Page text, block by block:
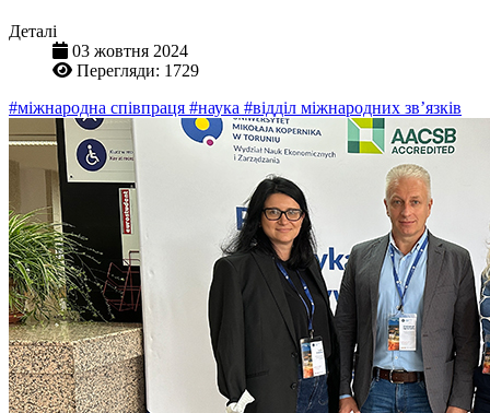
Деталі
03 жовтня 2024
Перегляди: 1729
#міжнародна співпраця #наука #відділ міжнародних зв’язків